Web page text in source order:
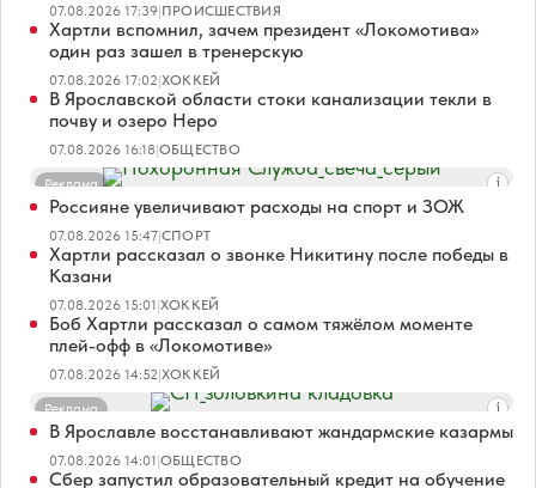
07.08.2026 17:39|ПРОИСШЕСТВИЯ
Хартли вспомнил, зачем президент «Локомотива»
один раз зашел в тренерскую
07.08.2026 17:02|ХОККЕЙ
В Ярославской области стоки канализации текли в
почву и озеро Неро
07.08.2026 16:18|ОБЩЕСТВО
Реклама
Россияне увеличивают расходы на спорт и ЗОЖ
07.08.2026 15:47|СПОРТ
Хартли рассказал о звонке Никитину после победы в
Казани
07.08.2026 15:01|ХОККЕЙ
Боб Хартли рассказал о самом тяжёлом моменте
плей-офф в «Локомотиве»
07.08.2026 14:52|ХОККЕЙ
Реклама
В Ярославле восстанавливают жандармские казармы
07.08.2026 14:01|ОБЩЕСТВО
Сбер запустил образовательный кредит на обучение